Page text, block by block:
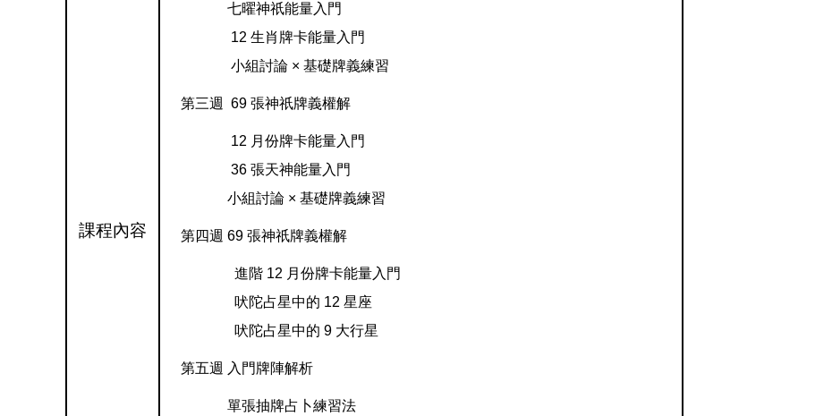
課程內容
七曜神祇能量入門
12 生肖牌卡能量入門
小組討論 × 基礎牌義練習
第三週 69 張神祇牌義權解
12 月份牌卡能量入門
36 張天神能量入門
小組討論 × 基礎牌義練習
第四週 69 張神祇牌義權解
進階 12 月份牌卡能量入門
吠陀占星中的 12 星座
吠陀占星中的 9 大行星
第五週 入門牌陣解析
單張抽牌占卜練習法